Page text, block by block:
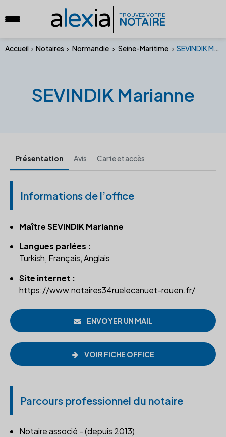
alexia TROUVEZ VOTRE
NOTAIRE
Accueil Notaires Normandie Seine-Maritime SEVINDIK Marianne
SEVINDIK Marianne
Présentation Avis Carte et accès
Informations de l’office
Maître SEVINDIK Marianne
Langues parlées :
Turkish, Français, Anglais
Site internet :
https://www.notaires34ruelecanuet-rouen.fr/
ENVOYER UN MAIL
VOIR FICHE OFFICE
Parcours professionnel du notaire
Notaire associé - (depuis 2013)